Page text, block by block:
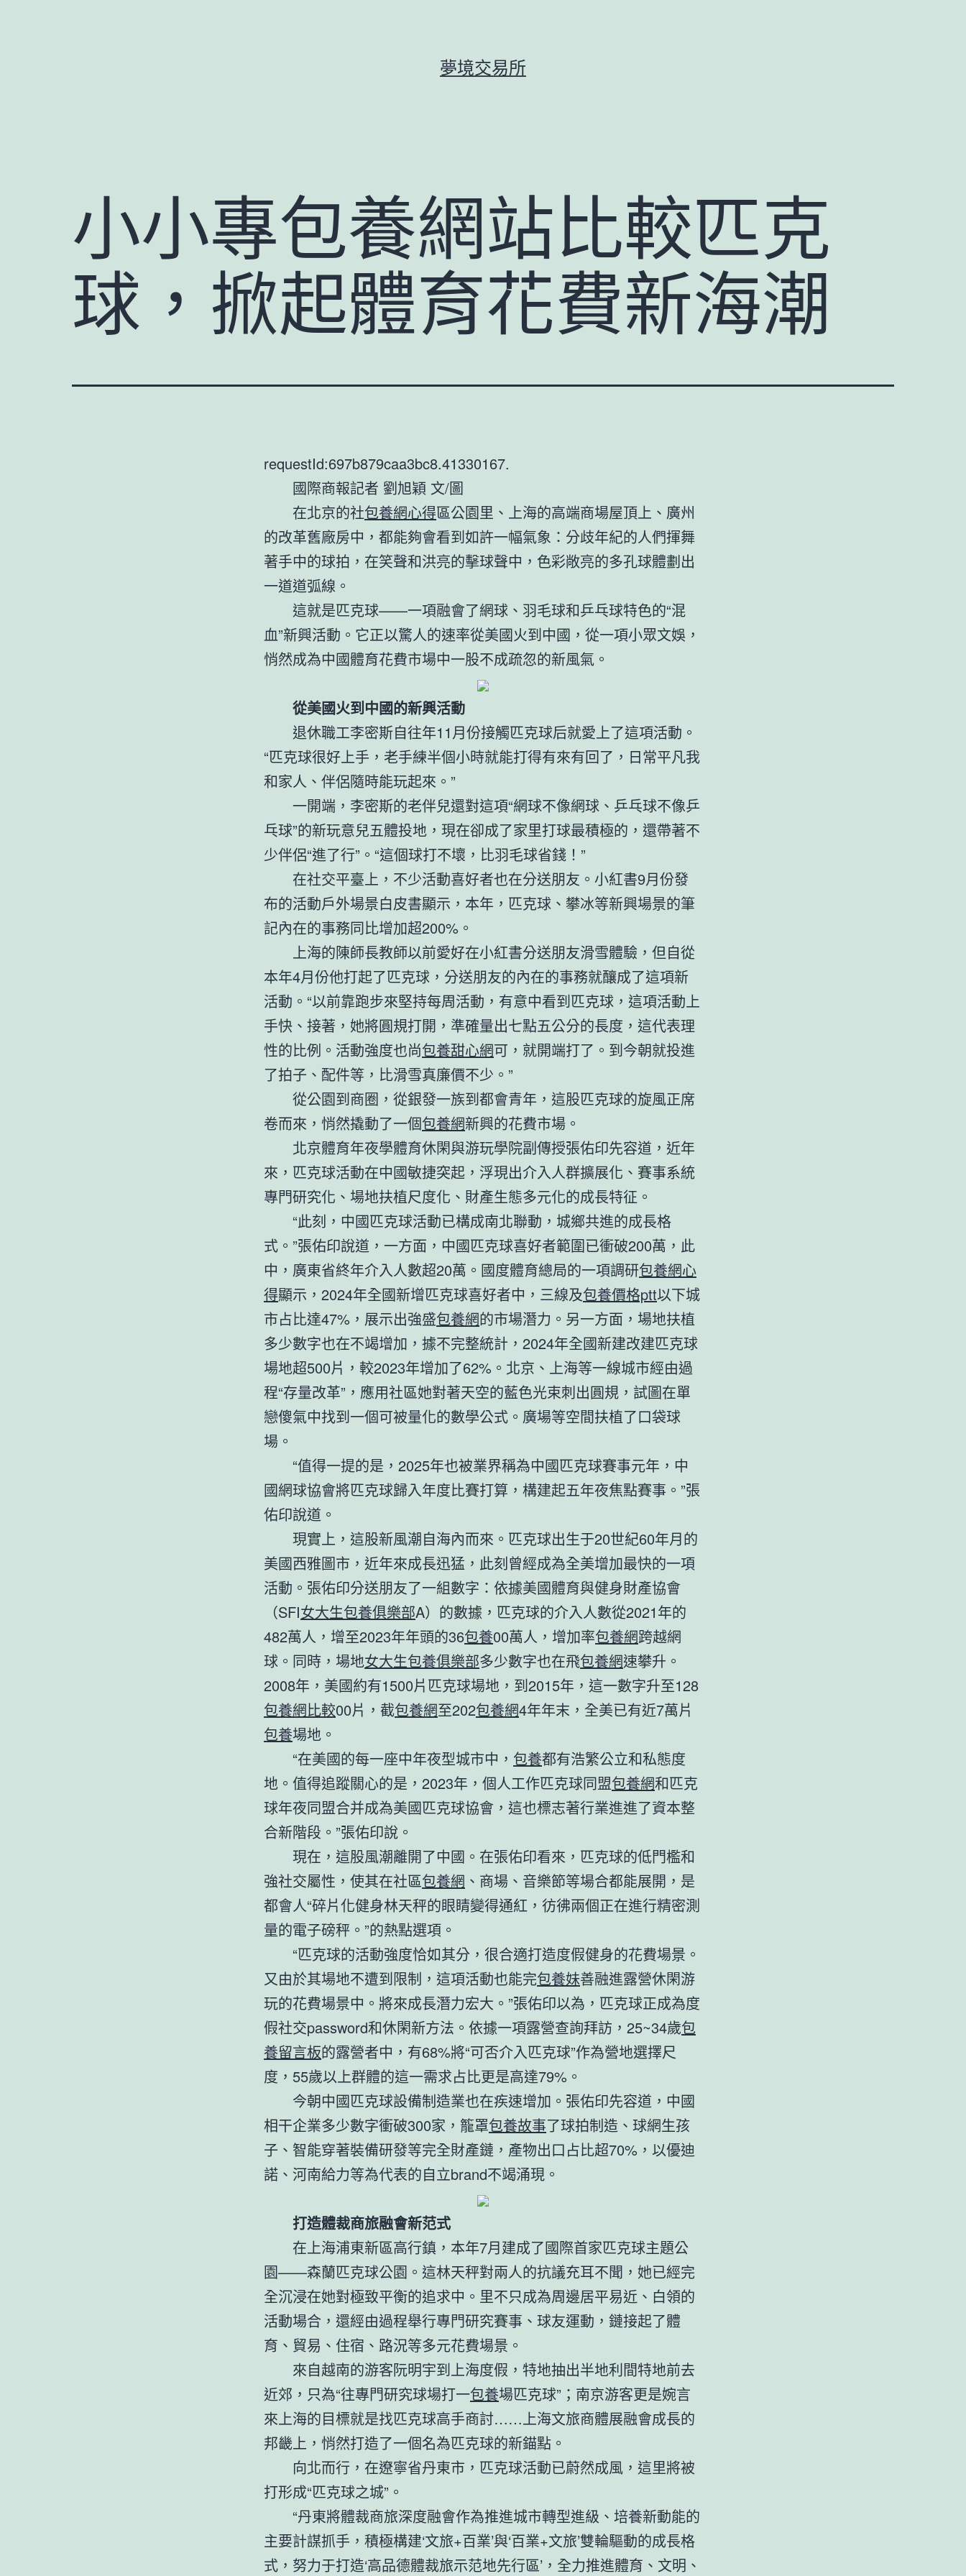
夢境交易所
小小專包養網站比較匹克
球，掀起體育花費新海潮
requestId:697b879caa3bc8.41330167.
國際商報記者 劉旭穎 文/圖
在北京的社包養網心得區公園里、上海的高端商場屋頂上、廣州
的改革舊廠房中，都能夠會看到如許一幅氣象：分歧年紀的人們揮舞
著手中的球拍，在笑聲和洪亮的擊球聲中，色彩敞亮的多孔球體劃出
一道道弧線。
這就是匹克球——一項融會了網球、羽毛球和乒乓球特色的“混
血”新興活動。它正以驚人的速率從美國火到中國，從一項小眾文娛，
悄然成為中國體育花費市場中一股不成疏忽的新風氣。
從美國火到中國的新興活動
退休職工李密斯自往年11月份接觸匹克球后就愛上了這項活動。
“匹克球很好上手，老手練半個小時就能打得有來有回了，日常平凡我
和家人、伴侶隨時能玩起來。”
一開端，李密斯的老伴兒還對這項“網球不像網球、乒乓球不像乒
乓球”的新玩意兒五體投地，現在卻成了家里打球最積極的，還帶著不
少伴侶“進了行”。“這個球打不壞，比羽毛球省錢！”
在社交平臺上，不少活動喜好者也在分送朋友。小紅書9月份發
布的活動戶外場景白皮書顯示，本年，匹克球、攀冰等新興場景的筆
記內在的事務同比增加超200%。
上海的陳師長教師以前愛好在小紅書分送朋友滑雪體驗，但自從
本年4月份他打起了匹克球，分送朋友的內在的事務就釀成了這項新
活動。“以前靠跑步來堅持每周活動，有意中看到匹克球，這項活動上
手快、接著，她將圓規打開，準確量出七點五公分的長度，這代表理
性的比例。活動強度也尚包養甜心網可，就開端打了。到今朝就投進
了拍子、配件等，比滑雪真廉價不少。”
從公園到商圈，從銀發一族到都會青年，這股匹克球的旋風正席
卷而來，悄然撬動了一個包養網新興的花費市場。
北京體育年夜學體育休閑與游玩學院副傳授張佑印先容道，近年
來，匹克球活動在中國敏捷突起，浮現出介入人群擴展化、賽事系統
專門研究化、場地扶植尺度化、財產生態多元化的成長特征。
“此刻，中國匹克球活動已構成南北聯動，城鄉共進的成長格
式。”張佑印說道，一方面，中國匹克球喜好者範圍已衝破200萬，此
中，廣東省終年介入人數超20萬。國度體育總局的一項調研包養網心
得顯示，2024年全國新增匹克球喜好者中，三線及包養價格ptt以下城
市占比達47%，展示出強盛包養網的市場潛力。另一方面，場地扶植
多少數字也在不竭增加，據不完整統計，2024年全國新建改建匹克球
場地超500片，較2023年增加了62%。北京、上海等一線城市經由過
程“存量改革”，應用社區她對著天空的藍色光束刺出圓規，試圖在單
戀傻氣中找到一個可被量化的數學公式。廣場等空間扶植了口袋球
場。
“值得一提的是，2025年也被業界稱為中國匹克球賽事元年，中
國網球協會將匹克球歸入年度比賽打算，構建起五年夜焦點賽事。”張
佑印說道。
現實上，這股新風潮自海內而來。匹克球出生于20世紀60年月的
美國西雅圖市，近年來成長迅猛，此刻曾經成為全美增加最快的一項
活動。張佑印分送朋友了一組數字：依據美國體育與健身財產協會
（SFI女大生包養俱樂部A）的數據，匹克球的介入人數從2021年的
482萬人，增至2023年年頭的36包養00萬人，增加率包養網跨越網
球。同時，場地女大生包養俱樂部多少數字也在飛包養網速攀升。
2008年，美國約有1500片匹克球場地，到2015年，這一數字升至128
包養網比較00片，截包養網至202包養網4年年末，全美已有近7萬片
包養場地。
“在美國的每一座中年夜型城市中， 包養都有浩繁公立和私態度
地。值得追蹤關心的是，2023年，個人工作匹克球同盟包養網和匹克
球年夜同盟合并成為美國匹克球協會，這也標志著行業進進了資本整
合新階段。”張佑印說。
現在，這股風潮離開了中國。在張佑印看來，匹克球的低門檻和
強社交屬性，使其在社區包養網 、商場、音樂節等場合都能展開，是
都會人“碎片化健身林天秤的眼睛變得通紅，彷彿兩個正在進行精密測
量的電子磅秤。”的熱點選項。
“匹克球的活動強度恰如其分，很合適打造度假健身的花費場景。
又由於其場地不遭到限制，這項活動也能完包養妹善融進露營休閑游
玩的花費場景中。將來成長潛力宏大。”張佑印以為，匹克球正成為度
假社交password和休閑新方法。依據一項露營查詢拜訪，25~34歲包
養留言板的露營者中，有68%將“可否介入匹克球”作為營地選擇尺
度，55歲以上群體的這一需求占比更是高達79%。
今朝中國匹克球設備制造業也在疾速增加。張佑印先容道，中國
相干企業多少數字衝破300家，籠罩包養故事了球拍制造、球網生孩
子、智能穿著裝備研發等完全財產鏈，產物出口占比超70%，以優迪
諾、河南給力等為代表的自立brand不竭涌現。
打造體裁商旅融會新范式
在上海浦東新區高行鎮，本年7月建成了國際首家匹克球主題公
園——森蘭匹克球公園。這林天秤對兩人的抗議充耳不聞，她已經完
全沉浸在她對極致平衡的追求中。里不只成為周邊居平易近、白領的
活動場合，還經由過程舉行專門研究賽事、球友運動，鏈接起了體
育、貿易、住宿、路況等多元花費場景。
來自越南的游客阮明宇到上海度假，特地抽出半地利間特地前去
近郊，只為“往專門研究球場打一包養場匹克球”；南京游客更是婉言
來上海的目標就是找匹克球高手商討……上海文旅商體展融會成長的
邦畿上，悄然打造了一個名為匹克球的新錨點。
向北而行，在遼寧省丹東市，匹克球活動已蔚然成風，這里將被
打形成“匹克球之城”。
“丹東將體裁商旅深度融會作為推進城市轉型進級、培養新動能的
主要計謀抓手，積極構建‘文旅+百業’與‘百業+文旅’雙輪驅動的成長格
式，努力于打造‘高品德體裁旅示范地先行區’，全力推進體育、文明、